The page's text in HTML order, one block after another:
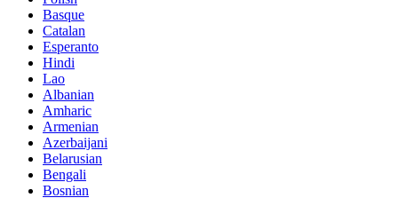
Basque
Catalan
Esperanto
Hindi
Lao
Albanian
Amharic
Armenian
Azerbaijani
Belarusian
Bengali
Bosnian